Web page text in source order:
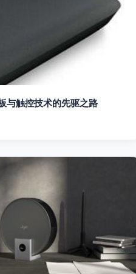
与触控技术的先驱之路